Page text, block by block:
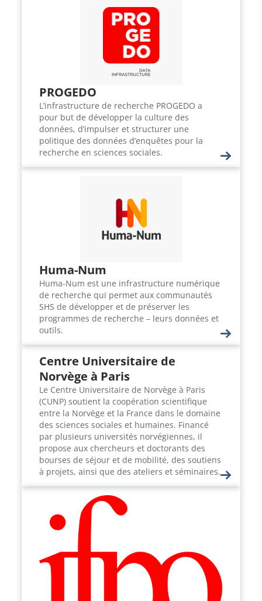
PROGEDO
L’infrastructure de recherche PROGEDO a
pour but de développer la culture des
données, d’impulser et structurer une
politique des données d’enquêtes pour la
recherche en sciences sociales.
Huma-Num
Huma-Num est une infrastructure numérique
de recherche qui permet aux communautés
SHS de développer et de préserver les
programmes de recherche – leurs données et
outils.
Centre Universitaire de
Norvège à Paris
Le Centre Universitaire de Norvège à Paris
(CUNP) soutient la coopération scientifique
entre la Norvège et la France dans le domaine
des sciences sociales et humaines. Financé
par plusieurs universités norvégiennes, il
propose aux chercheurs et doctorants des
bourses de séjour et de mobilité, des soutiens
à projets, ainsi que des ateliers et séminaires.